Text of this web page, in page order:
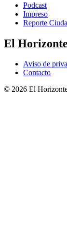
Podcast
Impreso
Reporte
El Horizonte
Aviso de
Contacto
© 2026 El